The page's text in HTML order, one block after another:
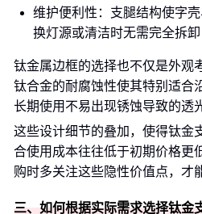
维护便利性：支腿结构使字
换灯源或清洁时无需完全拆卸
钛金属边框的选择也不仅是外观
钛合金的耐腐蚀性使其特别适合
长期使用不易出现锈蚀导致的透
这些设计细节的叠加，使得钛金
合使用成本往往低于初期价格
购时多关注这些隐性价值点，才
三、如何根据实际需求选择钛金